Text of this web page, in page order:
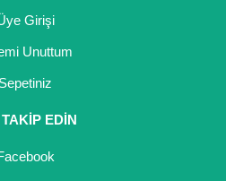
Girişi
Unuttum
Sepetiniz
EDİN